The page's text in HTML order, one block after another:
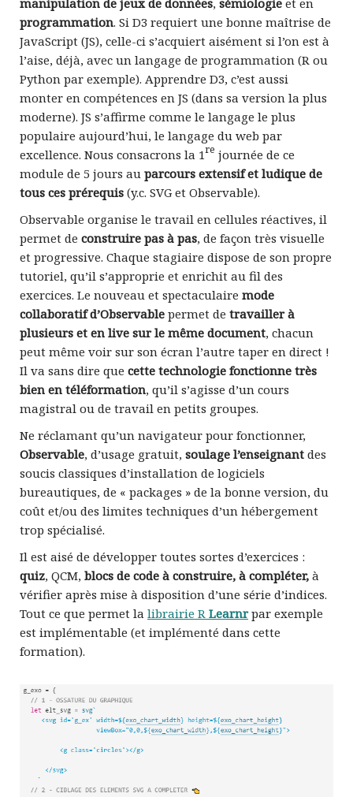
programmation. Si D3 requiert une bonne maîtrise de
JavaScript (JS), celle-ci s’acquiert aisément si l’on est à
l’aise, déjà, avec un langage de programmation (R ou
Python par exemple). Apprendre D3, c’est aussi
monter en compétences en JS (dans sa version la plus
moderne). JS s’affirme comme le langage le plus
populaire aujourd’hui, le langage du web par
excellence. Nous consacrons la 1re journée de ce
module de 5 jours au parcours extensif et ludique de
tous ces prérequis (y.c. SVG et Observable).
Observable organise le travail en cellules réactives, il
permet de construire pas à pas, de façon très visuelle
et progressive. Chaque stagiaire dispose de son propre
tutoriel, qu’il s’approprie et enrichit au fil des
exercices. Le nouveau et spectaculaire mode
collaboratif d’Observable permet de travailler à
plusieurs et en live sur le même document, chacun
peut même voir sur son écran l’autre taper en direct !
Il va sans dire que cette technologie fonctionne très
bien en téléformation, qu’il s’agisse d’un cours
magistral ou de travail en petits groupes.
Ne réclamant qu’un navigateur pour fonctionner,
Observable, d’usage gratuit, soulage l’enseignant des
soucis classiques d’installation de logiciels
bureautiques, de « packages » de la bonne version, du
coût et/ou des limites techniques d’un hébergement
trop spécialisé.
Il est aisé de développer toutes sortes d’exercices :
quiz, QCM, blocs de code à construire, à compléter, à
vérifier après mise à disposition d’une série d’indices.
Tout ce que permet la librairie R Learnrpar exemple
est implémentable (et implémenté dans cette
formation).